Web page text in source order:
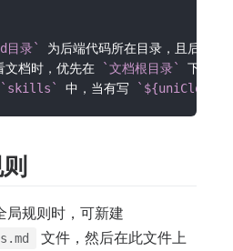
目录`
为后端代码所在目录，且后端
文档时，优先在 `文档根目录`
`skills` 中，当有写 `${uniCloud
局规则时，可新建
文件，然后在此文件上